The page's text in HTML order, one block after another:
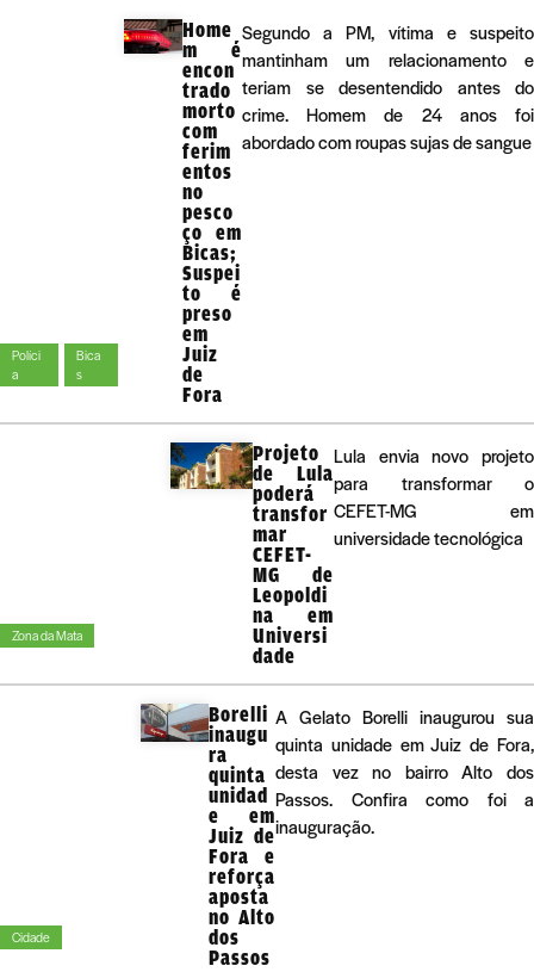
Políci
a
Bica
s
Home
m é
encon
trado
morto
com
ferim
entos
no
pesco
ço em
Bicas;
Suspei
to é
preso
em
Juiz
de
Fora
Segundo a PM, vítima e suspeito
mantinham um relacionamento e
teriam se desentendido antes do
crime. Homem de 24 anos foi
abordado com roupas sujas de sangue
Zona da Mata
Projeto
de Lula
poderá
transfor
mar
CEFET-
MG de
Leopoldi
na em
Universi
dade
Lula envia novo projeto
para transformar o
CEFET-MG em
universidade tecnológica
Cidade
Borelli
inaugu
ra
quinta
unidad
e em
Juiz de
Fora e
reforça
aposta
no Alto
dos
Passos
A Gelato Borelli inaugurou sua
quinta unidade em Juiz de Fora,
desta vez no bairro Alto dos
Passos. Confira como foi a
inauguração.